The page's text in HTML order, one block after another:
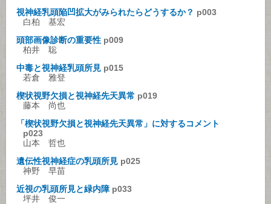
視神経乳頭陥凹拡大がみられたらどうするか？ p003
白柏 基宏
頭部画像診断の重要性 p009
柏井 聡
中毒と視神経乳頭所見 p015
若倉 雅登
楔状視野欠損と視神経先天異常 p019
藤本 尚也
「楔状視野欠損と視神経先天異常」に対するコメント
p023
山本 哲也
遺伝性視神経症の乳頭所見 p025
神野 早苗
近視の乳頭所見と緑内障 p033
坪井 俊一